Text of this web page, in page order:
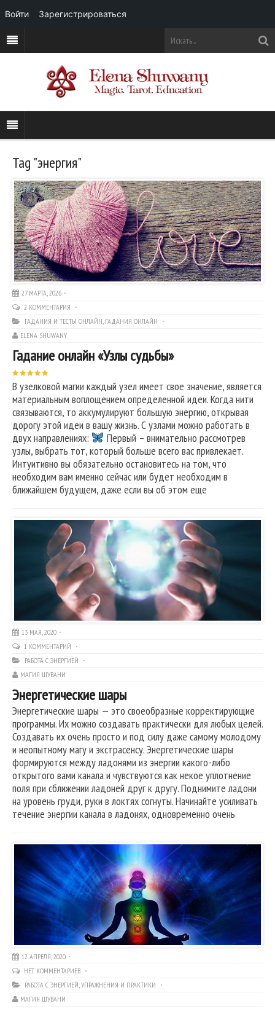
Tag "энергия"
27 МАРТА, 2026
2 КОММЕНТАРИЯ
ГАДАНИЯ И ТЕСТЫ ОНЛАЙН, ГАДАНИЯ ОНЛАЙН
ELENA SHUWANY
Гадание онлайн «Узлы судьбы»
В узелковой магии каждый узел имеет свое значение, является
материальным воплощением определенной идеи. Когда нити
связываются, то аккумулируют большую энергию, открывая
дорогу этой идеи в вашу жизнь. С узлами можно работать в
двух направлениях:
Первый – внимательно рассмотрев
узлы, выбрать тот, который больше всего вас привлекает.
Интуитивно вы обязательно остановитесь на том, что
необходим вам именно сейчас или будет необходим в
ближайшем будущем, даже если вы об этом еще
13 МАЯ, 2020
1 КОММЕНТАРИЙ
РАБОТА С ЭНЕРГИЕЙ
МАГИЯ ШУВАНИ
Энергетические шары
Энергетические шары — это своеобразные корректирующие
программы. Их можно создавать практически для любых целей.
Создавать их очень просто и под силу даже самому молодому
и неопытному магу и экстрасенсу. Энергетические шары
формируются между ладонями из энергии какого-либо
открытого вами канала и чувствуются как некое уплотнение
поля при сближении ладоней друг к другу. Поднимите ладони
на уровень груди, руки в локтях согнуты. Начинайте усиливать
течение энергии канала в ладонях, одновременно очень
12 АПРЕЛЯ, 2020
НЕТ КОММЕНТАРИЕВ
РАБОТА С ЭНЕРГИЕЙ,УПРАЖНЕНИЯ И ПРАКТИКИ
МАГИЯ ШУВАНИ
Войти Зарегистрироваться